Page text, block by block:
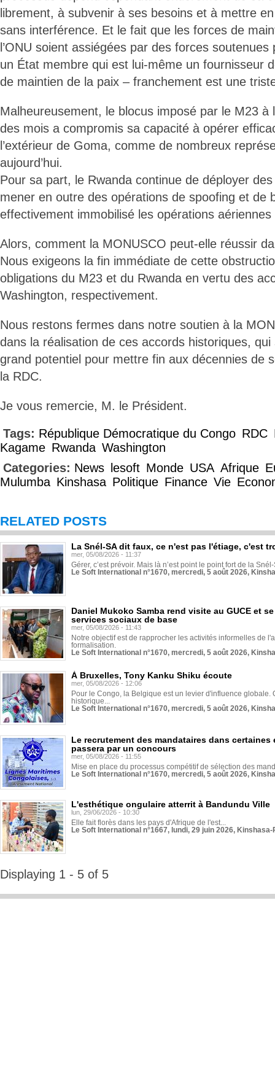
librement, à subvenir à ses besoins et à mettre
sans interférence. Et le fait que les forces de
l’ONU soient assiégées par des forces
un État membre qui est lui-même un fournisseur
de maintien de la paix – franchement est une
Malheureusement, le blocus imposé par le M23 à
des mois a compromis sa capacité à opérer
l’extérieur de Goma, comme de nombreux
aujourd’hui.
Pour sa part, le Rwanda continue de déployer
mener en outre des opérations de spoofing et de
effectivement immobilisé les opérations
Alors, comment la MONUSCO peut-elle réussir
Nous exigeons la fin immédiate de cette
obligations du M23 et du Rwanda en vertu des
Washington, respectivement.
Nous restons fermes dans notre soutien à la
dans la réalisation de ces accords historiques,
grand potentiel pour mettre fin aux décennies de
la RDC.
Je vous remercie, M. le Président.
Tags: République Démocratique du Congo RDC
Kagame Rwanda Washington
Categories: News lesoft Monde USA Afrique
Mulumba Kinshasa Politique Finance Vie
RELATED POSTS
La Snél-SA dit faux, ce n'est pas l'étiage, c'est
mer, 05/08/2026 - 11:37
Gérer, c’est prévoir. Mais là n’est point le point fort de la
Le Soft International n°1670, mercredi, 5 août 2026,
Daniel Mukoko Samba rend visite au GUCE et
services sociaux de base
mer, 05/08/2026 - 11:43
Notre objectif est de rapprocher les activités informelles de
formalisation.
Le Soft International n°1670, mercredi, 5 août 2026,
À Bruxelles, Tony Kanku Shiku écoute
mer, 05/08/2026 - 12:06
Pour le Congo, la Belgique est un levier d'influence globale.
historique...
Le Soft International n°1670, mercredi, 5 août 2026,
Le recrutement des mandataires dans
passera par un concours
mer, 05/08/2026 - 11:55
Mise en place du processus compétitif de sélection des
Le Soft International n°1670, mercredi, 5 août 2026,
L'esthétique ongulaire atterrit à Bandundu Ville
lun, 29/06/2026 - 10:30
Elle fait florès dans les pays d'Afrique de l'est...
Le Soft International n°1667, lundi, 29 juin 2026,
Displaying 1 - 5 of 5